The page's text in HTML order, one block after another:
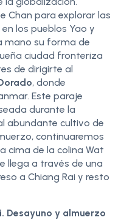
Chan para explorar las
los pueblos Yao y
mano su forma de
ciudad fronteriza
de dirigirte al
, donde
Este paraje
durante la
abundante cultivo de
continuaremos
cima de la colina Wat
llega a través de una
a Chiang Rai y resto
Desayuno y almuerzo